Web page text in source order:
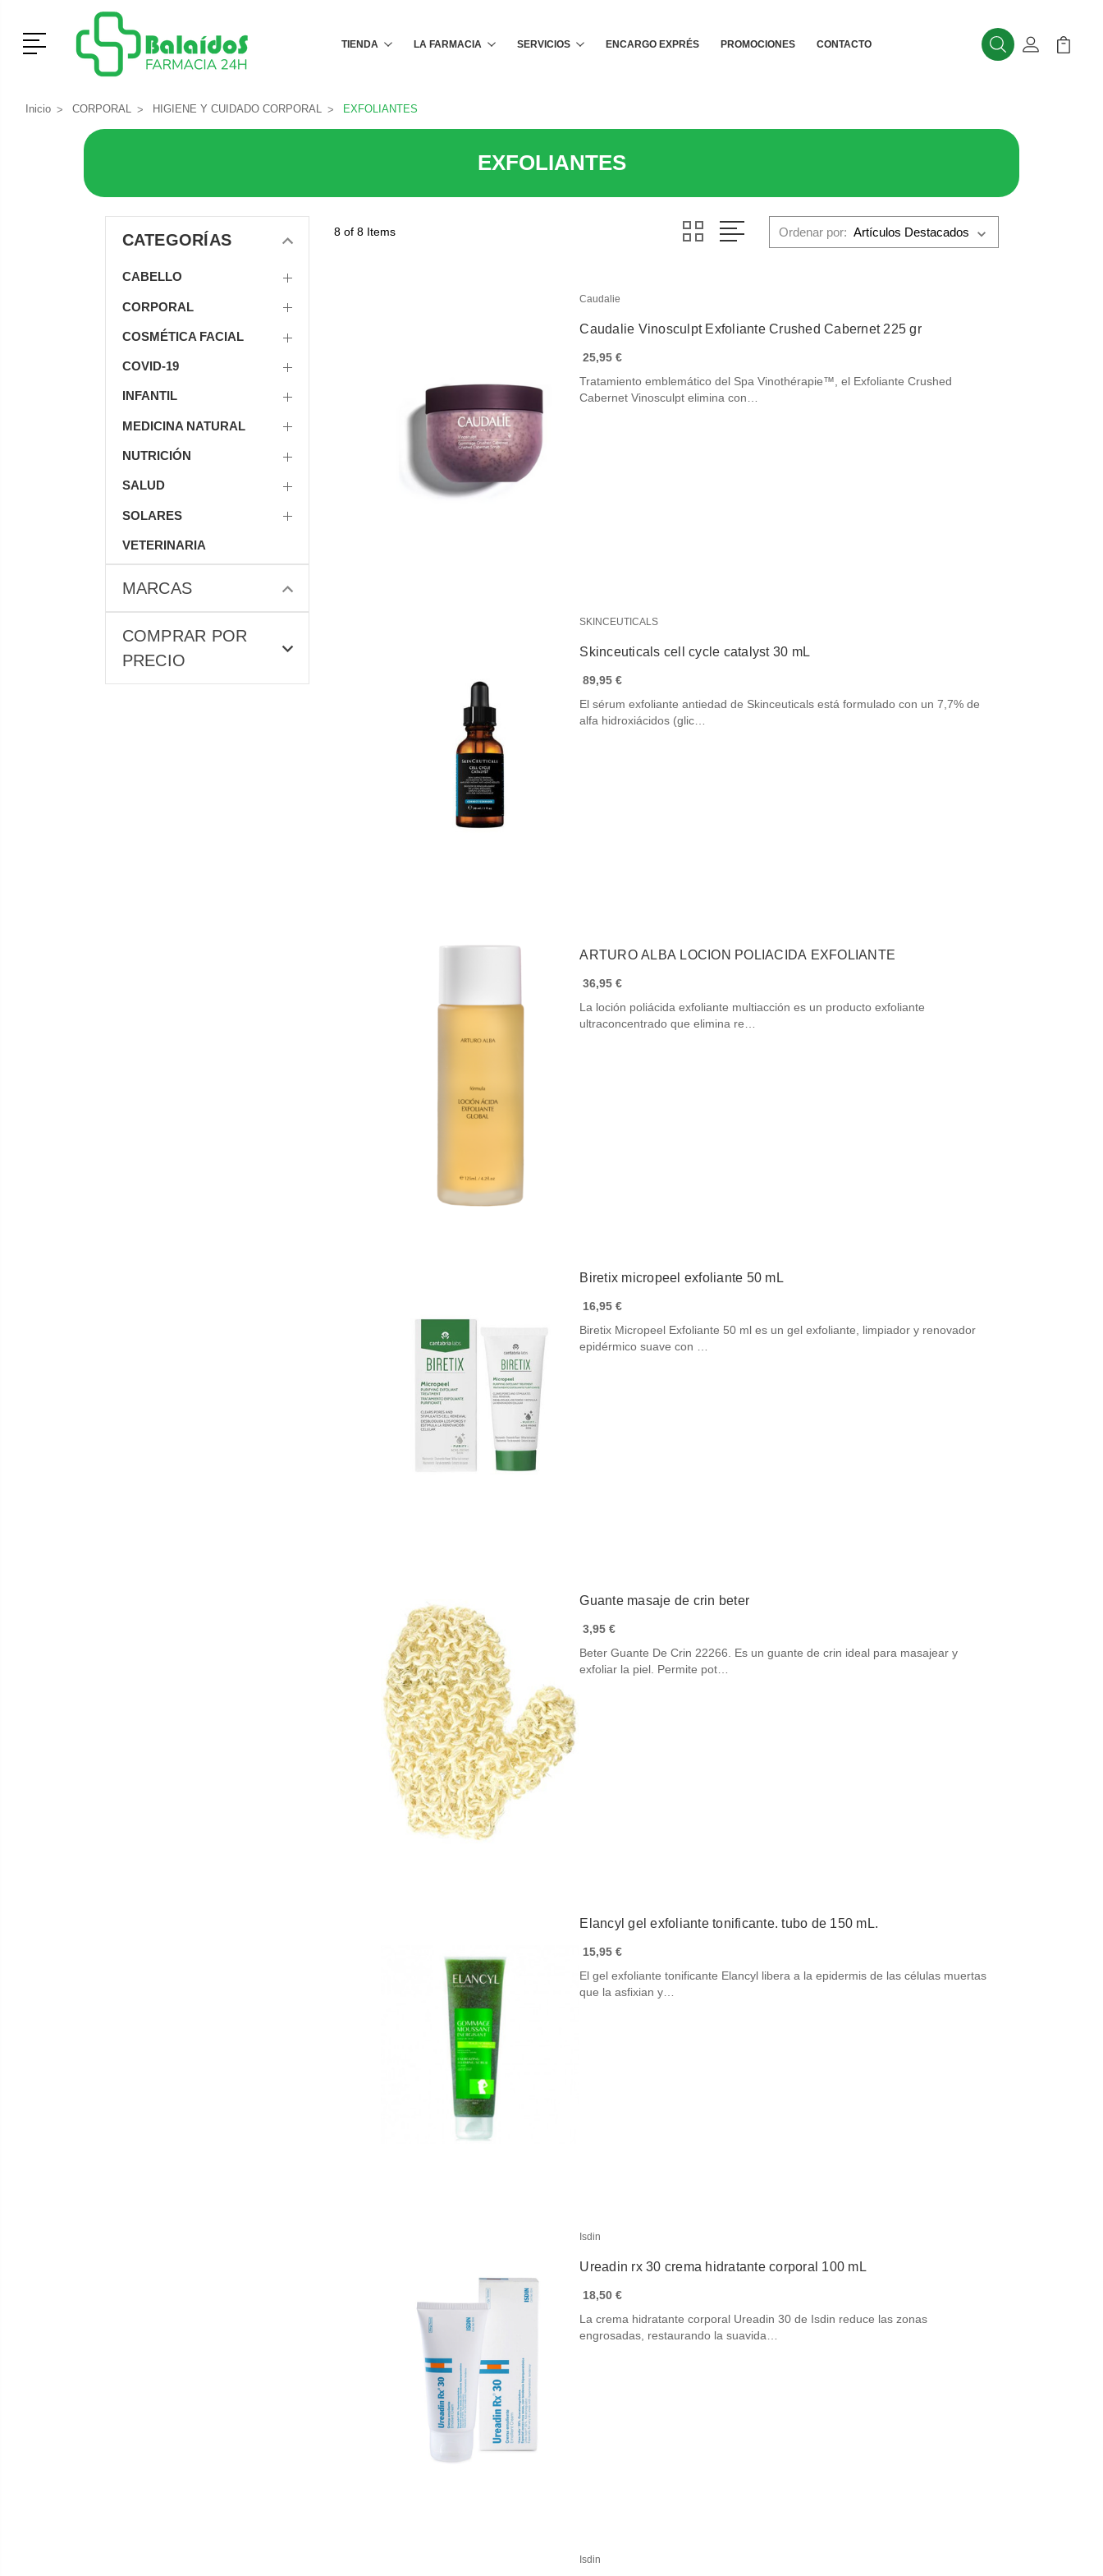
Menú TIENDA LA FARMACIA SERVICIOS ENCARGO EXPRÉS PROMOCIONES CONTACTO BuscarMi Cuenta
Mi
Inicio CORPORAL HIGIENE Y CUIDADO CORPORAL EXFOLIANTES
EXFOLIANTES
CATEGORÍAS
CABELLO
CORPORAL
COSMÉTICA FACIAL
COVID-19
INFANTIL
MEDICINA NATURAL
NUTRICIÓN
SALUD
SOLARES
VETERINARIA
MARCAS
COMPRAR POR
PRECIO
8 of 8 Items Ordenar por:
Caudalie
Caudalie Vinosculpt Exfoliante Crushed Cabernet 225 gr
25,95 €
Tratamiento emblemático del Spa Vinothérapie™, el Exfoliante Crushed
Cabernet Vinosculpt elimina con…
SKINCEUTICALS
Skinceuticals cell cycle catalyst 30 mL
89,95 €
El sérum exfoliante antiedad de Skinceuticals está formulado con un 7,7% de
alfa hidroxiácidos (glic…
ARTURO ALBA LOCION POLIACIDA EXFOLIANTE
36,95 €
La loción poliácida exfoliante multiacción es un producto exfoliante
ultraconcentrado que elimina re…
Biretix micropeel exfoliante 50 mL
16,95 €
Biretix Micropeel Exfoliante 50 ml es un gel exfoliante, limpiador y renovador
epidérmico suave con …
Guante masaje de crin beter
3,95 €
Beter Guante De Crin 22266. Es un guante de crin ideal para masajear y
exfoliar la piel. Permite pot…
Elancyl gel exfoliante tonificante. tubo de 150 mL.
15,95 €
El gel exfoliante tonificante Elancyl libera a la epidermis de las células muertas
que la asfixian y…
Isdin
Ureadin rx 30 crema hidratante corporal 100 mL
18,50 €
La crema hidratante corporal Ureadin 30 de Isdin reduce las zonas
engrosadas, restaurando la suavida…
Isdin